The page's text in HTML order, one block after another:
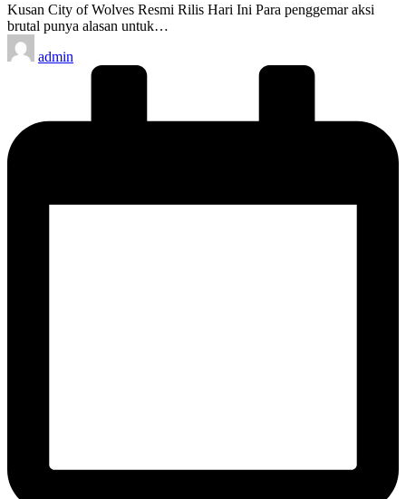
Kusan City of Wolves Resmi Rilis Hari Ini Para penggemar aksi
brutal punya alasan untuk…
Posted
by
admin